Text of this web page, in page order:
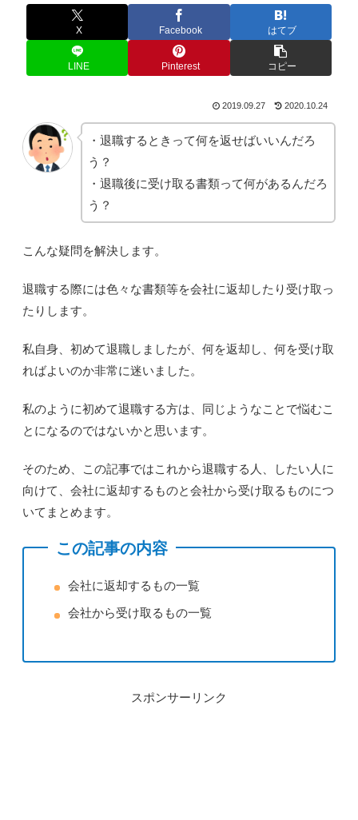
X Facebook はてブ
LINE Pinterest コピー
2019.09.27 2020.10.24
・退職するときって何を返せばいいんだろ
う？
・退職後に受け取る書類って何があるんだろ
う？
こんな疑問を解決します。
退職する際には色々な書類等を会社に返却したり受け取っ
たりします。
私自身、初めて退職しましたが、何を返却し、何を受け取
ればよいのか非常に迷いました。
私のように初めて退職する方は、同じようなことで悩むこ
とになるのではないかと思います。
そのため、この記事ではこれから退職する人、したい人に
向けて、会社に返却するものと会社から受け取るものにつ
いてまとめます。
この記事の内容
会社に返却するもの一覧
会社から受け取るもの一覧
スポンサーリンク